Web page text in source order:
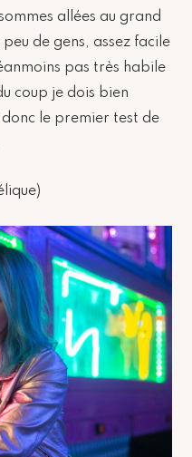
allées au grand
de gens, assez facile
pas très habile
coup je dois bien
le premier test de